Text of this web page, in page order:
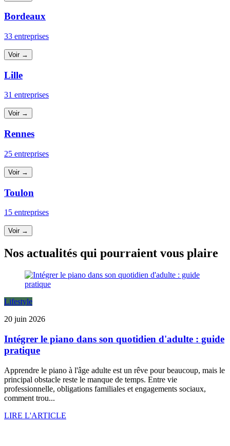
Bordeaux
33 entreprises
Voir →
Lille
31 entreprises
Voir →
Rennes
25 entreprises
Voir →
Toulon
15 entreprises
Voir →
Nos actualités qui pourraient vous plaire
Lifestyle
20 juin 2026
Intégrer le piano dans son quotidien d'adulte : guide
pratique
Apprendre le piano à l'âge adulte est un rêve pour beaucoup, mais le
principal obstacle reste le manque de temps. Entre vie
professionnelle, obligations familiales et engagements sociaux,
comment trou...
LIRE L'ARTICLE